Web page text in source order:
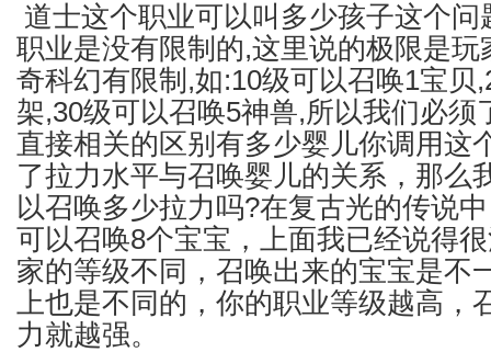
道士这个职业可以叫多少孩子这个
职业是没有限制的,这里说的极限是玩
奇科幻有限制,如:10级可以召唤1宝贝
架,30级可以召唤5神兽,所以我们必须
直接相关的区别有多少婴儿你调用这
了拉力水平与召唤婴儿的关系，那么
以召唤多少拉力吗?在复古光的传说
可以召唤8个宝宝，上面我已经说得
家的等级不同，召唤出来的宝宝是不
上也是不同的，你的职业等级越高，
力就越强。